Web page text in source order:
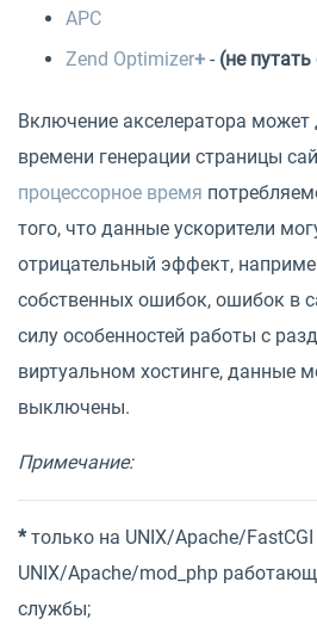
APC
Zend Optimizer+ - (не
Включение акселератора может
времени генерации страницы
процессорное время
того, что данные ускорители
отрицательный эффект,
собственных ошибок, ошибок в
силу особенностей работы с
виртуальном хостинге, данные
выключены.
Примечание:
*только на UNIX/Apache/FastCGI
UNIX/Apache/mod_php
службы;